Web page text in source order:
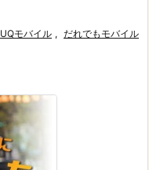
UQモバイル , だれでもモバイル